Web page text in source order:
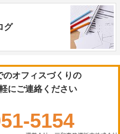
グ
のオフィスづくりの
にご連絡ください
5154